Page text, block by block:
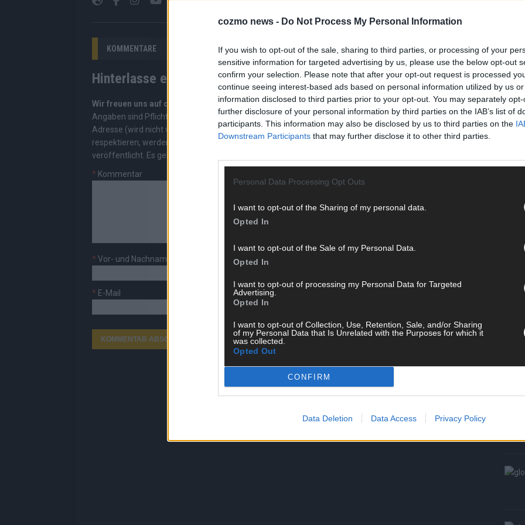
cozmo news - Do Not Process My Personal Information
If you wish to opt-out of the sale, sharing to third parties, or processing of your
sensitive information for targeted advertising by us, please use the below opt-out
confirm your selection. Please note that after your opt-out request is processed
continue seeing interest-based ads based on personal information utilized by us
information disclosed to third parties prior to your opt-out. You may separately
further disclosure of your personal information by third parties on the IAB’s list of
participants. This information may also be disclosed by us to third parties on the
Downstream Participants that may further disclose it to other third parties.
Personal Data Processing Opt Outs
I want to opt-out of the Sharing of my personal data.
Opted In
I want to opt-out of the Sale of my Personal Data.
Opted In
I want to opt-out of processing my Personal Data for Targeted
Advertising.
Opted In
I want to opt-out of Collection, Use, Retention, Sale, and/or Sharing
of my Personal Data that Is Unrelated with the Purposes for which it
was collected.
Opted Out
CONFIRM
Data Deletion Data Access Privacy Policy
KOMMENTARE
Hinterlasse einen Kommentar
Wir freuen uns auf deinen Beitrag!Diskutiere mit und teile deine Perspektive. Mit * gekennzeichnete
Angaben sind Pflichtfelder. Bitte nutze deinen Klarnamen (Vor- und Nachname) und eine gültige E-Mail-
Adresse (wird nicht veröffentlicht). Wir prüfen jeden Kommentar kurz. Beiträge, die unsereNetiquette
respektieren, werden freigeschaltet; Hassrede, Beleidigungen, Hetze, Spam oder Werbung werden nicht
veröffentlicht. Es gelten unsere
* Kommentar
* Vor- und Nachname
* E-Mail